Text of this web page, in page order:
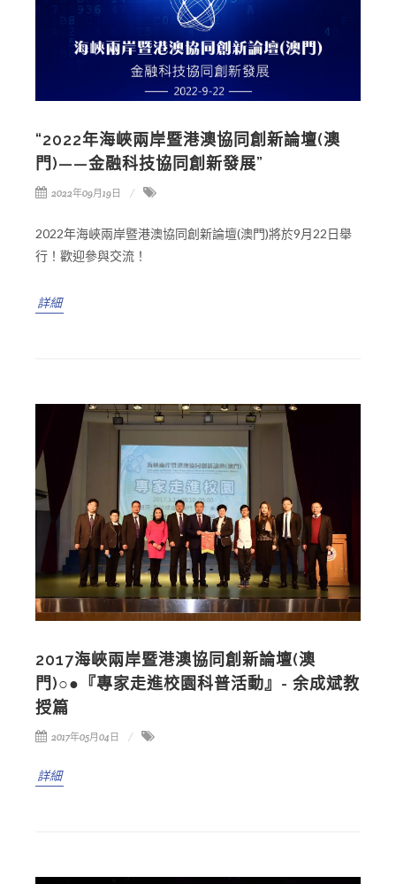
“2022年海峽兩岸暨港澳協同創新論壇(澳
門)——金融科技協同創新發展”
2022年09月19日
2022年海峽兩岸暨港澳協同創新論壇(澳門)將於9月22日舉
行！歡迎參與交流！
詳細
2017海峽兩岸暨港澳協同創新論壇(澳
門)○●『專家走進校園科普活動』- 余成斌教
授篇
2017年05月04日
詳細